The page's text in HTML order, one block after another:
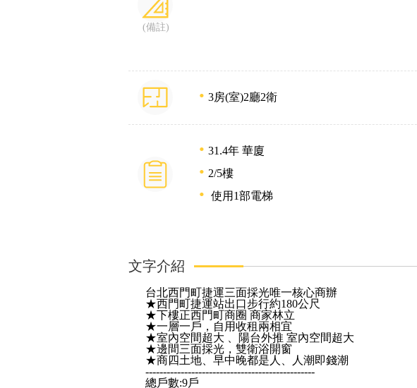
(備註)
3房(室)2廳2衛
31.4年 華廈
2/5樓
使用1部電梯
文字介紹
台北西門町捷運三面採光唯一核心商辦
★西門町捷運站出口步行約180公尺
★下樓正西門町商圈 商家林立
★一層一戶，自用收租兩相宜
★室內空間超大 、陽台外推 室內空間超大
★邊間三面採光，雙衛浴開窗
★商四土地、早中晚都是人、人潮即錢潮
------------------------------------------------
總戶數:9戶